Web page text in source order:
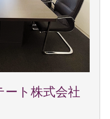
ート株式会社